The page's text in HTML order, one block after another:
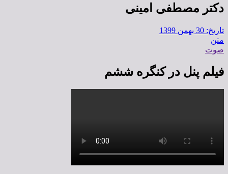
دکتر مصطفی امینی
تاریخ: 30 بهمن 1399
متن
صوت
فیلم پنل در کنگره ششم